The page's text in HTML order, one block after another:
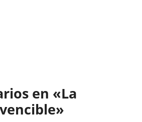
en «La